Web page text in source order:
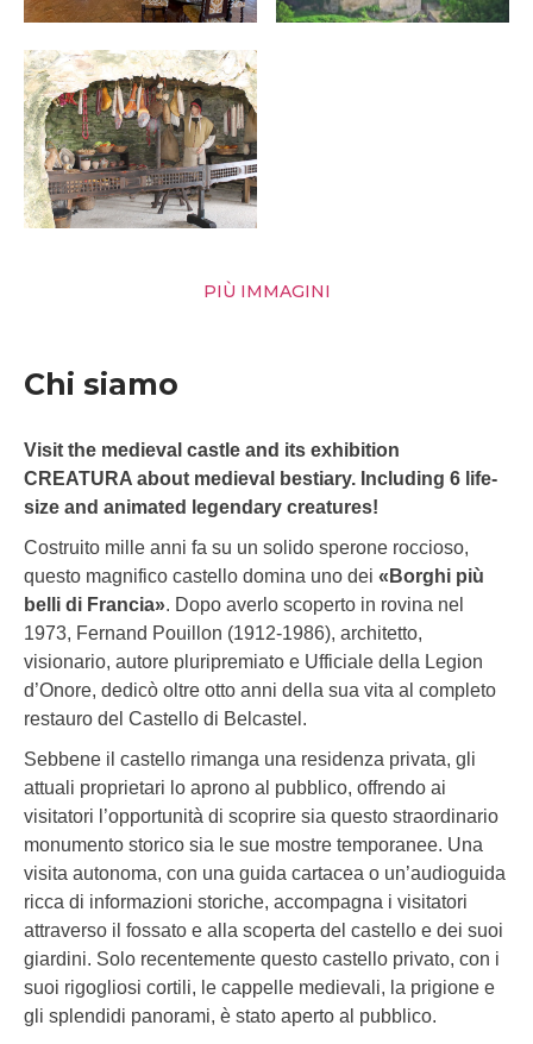
PIÙ IMMAGINI
Chi siamo
Visit the medieval castle and its exhibition
CREATURA about medieval bestiary. Including 6 life-
size and animated legendary creatures!
Costruito mille anni fa su un solido sperone roccioso,
questo magnifico castello domina uno dei «Borghi più
belli di Francia». Dopo averlo scoperto in rovina nel
1973, Fernand Pouillon (1912-1986), architetto,
visionario, autore pluripremiato e Ufficiale della Legion
d’Onore, dedicò oltre otto anni della sua vita al completo
restauro del Castello di Belcastel.
Sebbene il castello rimanga una residenza privata, gli
attuali proprietari lo aprono al pubblico, offrendo ai
visitatori l’opportunità di scoprire sia questo straordinario
monumento storico sia le sue mostre temporanee. Una
visita autonoma, con una guida cartacea o un’audioguida
ricca di informazioni storiche, accompagna i visitatori
attraverso il fossato e alla scoperta del castello e dei suoi
giardini. Solo recentemente questo castello privato, con i
suoi rigogliosi cortili, le cappelle medievali, la prigione e
gli splendidi panorami, è stato aperto al pubblico.